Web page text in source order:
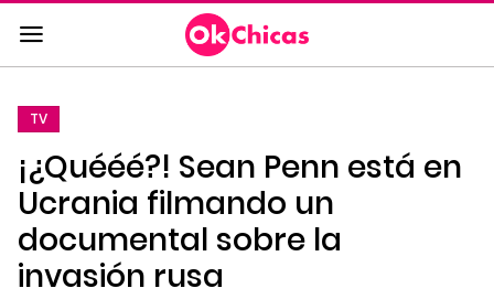
Saltar
al
contenido
a
la
navegación
principal
TV
¡¿Quééé?! Sean Penn está en
Ucrania filmando un
documental sobre la
invasión rusa